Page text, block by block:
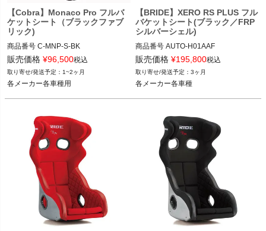
【Cobra】Monaco Pro フルバ
ケットシート（ブラックファブ
リック)
商品番号 C-MNP-S-BK
C_MNP-S-BK
12VIVID"C MNP-S-BK"
販売価格 ¥96,500税込
1~2ヶ月
各メーカー各車種用
【BRIDE】XERO RS PLUS フル
バケットシート(ブラック／FRP
シルバーシェル)
商品番号 AUTO-H01AAF
ブラック品番：H01AAF
各メーカー各車種
販売価格 ¥195,800税込
3ヶ月
各メーカー各車種